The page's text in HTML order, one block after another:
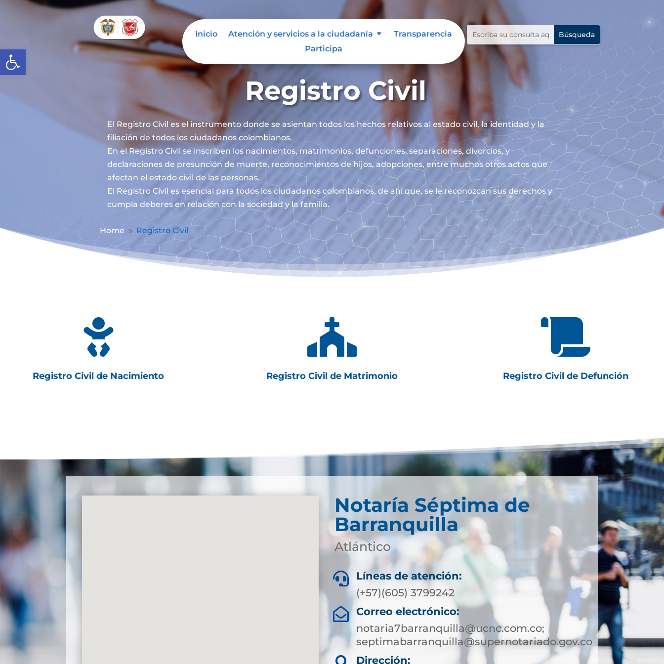
Abrir barra de herramientas
Inicio Atención y servicios a la ciudadanía
Transparencia
Participa
Registro Civil
El Registro Civil es el instrumento donde se asientan todos los hechos relativos al estado civil, la identidad y la
filiación de todos los ciudadanos colombianos.
En el Registro Civil se inscriben los nacimientos, matrimonios, defunciones, separaciones, divorcios, y
declaraciones de presunción de muerte, reconocimientos de hijos, adopciones, entre muchos otros actos que
afectan el estado civil de las personas.
El Registro Civil es esencial para todos los ciudadanos colombianos, de ahí que, se le reconozcan sus derechos y
cumpla deberes en relación con la sociedad y la familia.
Home 9 Registro Civil

Registro Civil de Nacimiento

Registro Civil de Matrimonio

Registro Civil de Defunción
Notaría Séptima de
Barranquilla
Atlántico

Líneas de atención:
(+57)(605) 3799242

Correo electrónico:
notaria7barranquilla@ucnc.com.co;
septimabarranquilla@supernotariado.gov.co
Dirección: